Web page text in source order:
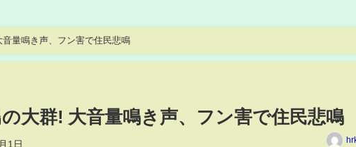
音量鳴き声、フン害で住民悲鳴
の大群! 大音量鳴き声、フン害で住民悲鳴
1日